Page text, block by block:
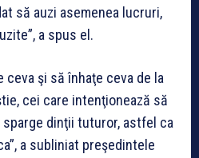
să auzi asemenea lucruri,
a spus el.
ceva şi să înhaţe ceva de la
cei care intenţionează să
dinţii tuturor, astfel ca
a subliniat preşedintele